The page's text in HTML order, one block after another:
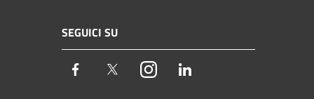
SEGUICI SU
Facebook TwitterInstagram